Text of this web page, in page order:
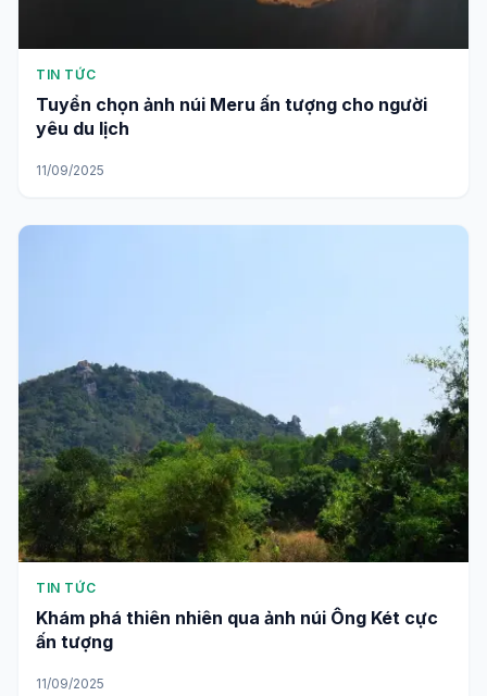
TIN TỨC
Tuyển chọn ảnh núi Meru ấn tượng cho người
yêu du lịch
11/09/2025
TIN TỨC
Khám phá thiên nhiên qua ảnh núi Ông Két cực
ấn tượng
11/09/2025